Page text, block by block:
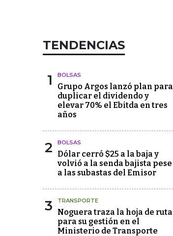
TENDENCIAS
1 BOLSAS
Grupo Argos lanzó plan para
duplicar el dividendo y
elevar 70% el Ebitda en tres
años
2 BOLSAS
Dólar cerró $25 a la baja y
volvió a la senda bajista pese
a las subastas del Emisor
3 TRANSPORTE
Noguera traza la hoja de ruta
para su gestión en el
Ministerio de Transporte